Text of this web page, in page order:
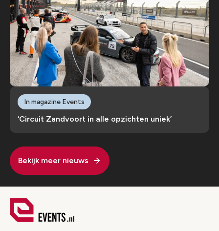
‘Circuit Zandvoort in alle opzichten uniek’
In magazine Events
Bekijk meer nieuws